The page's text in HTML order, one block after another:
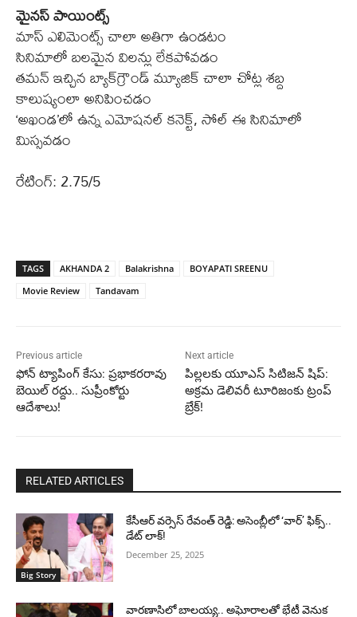
మైనస్ పాయింట్స్
మాస్ ఎలిమెంట్స్ చాలా అతిగా ఉండటం
సినిమాలో బలమైన విలన్లు లేకపోవడం
తమన్‌ ఇచ్చిన బ్యాక్‌గ్రౌండ్‌ మ్యూజిక్ చాలా చోట్ల శబ్ద
కాలుష్యంలా అనిపించడం
‘అఖండ’లో ఉన్న ఎమోషనల్ కనెక్ట్, సోల్ ఈ సినిమాలో
మిస్సవడం
రేటింగ్: 2.75/5
TAGS AKHANDA 2 Balakrishna
BOYAPATI SREENU
Movie Review
Tandavam
Previous article
ఫోన్ ట్యాపింగ్ కేసు: ప్రభాకరరావు
బెయిల్ రద్దు.. సుప్రీంకోర్టు
ఆదేశాలు!
Next article
పిల్లలకు యూఎస్ సిటిజన్ షిప్:
అక్రమ డెలివరీ టూరిజంకు ట్రంప్
బ్రేక్!
RELATED ARTICLES
Big Story
కేసీఆర్ వర్సెస్ రేవంత్ రెడ్డి: అసెంబ్లీలో ‘వార్’ ఫిక్స్..
డేట్ లాక్!
December 25, 2025
వారణాసిలో బాలయ్య.. అఘోరాలతో భేటీ వెనుక